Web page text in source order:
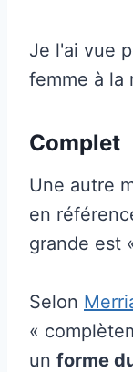
Je l'ai vue
femme à la
Complet
Une autre
en
grande est
Selon
«
un forme